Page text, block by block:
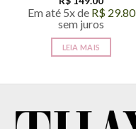
Em até 5x de R$29.80
sem juros
LEIA MAIS